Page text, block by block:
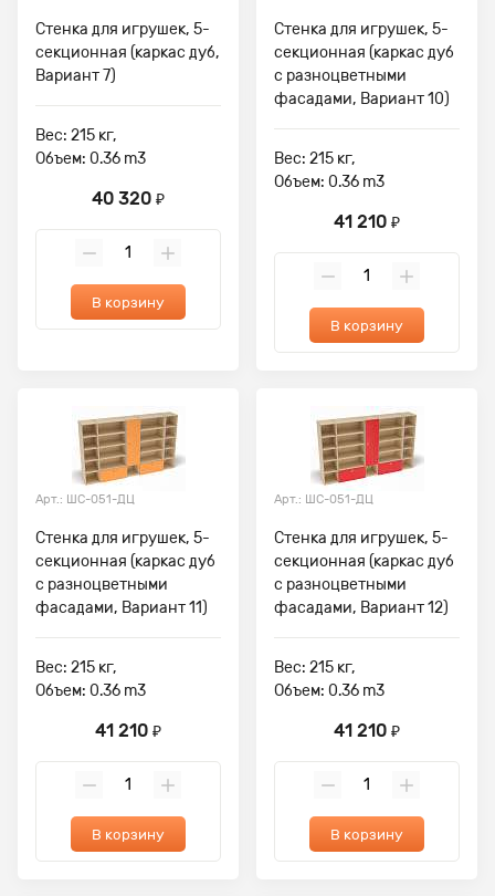
Стенка для игрушек, 5-
секционная (каркас дуб,
Вариант 7)
Вес: 215 кг,
Объем: 0.36 m3
40 320 ₽
В корзину
Стенка для игрушек, 5-
секционная (каркас дуб
с разноцветными
фасадами, Вариант 10)
Вес: 215 кг,
Объем: 0.36 m3
41 210 ₽
В корзину
Арт.: ШС-051-ДЦ
Стенка для игрушек, 5-
секционная (каркас дуб
с разноцветными
фасадами, Вариант 11)
Вес: 215 кг,
Объем: 0.36 m3
41 210 ₽
В корзину
Арт.: ШС-051-ДЦ
Стенка для игрушек, 5-
секционная (каркас дуб
с разноцветными
фасадами, Вариант 12)
Вес: 215 кг,
Объем: 0.36 m3
41 210 ₽
В корзину